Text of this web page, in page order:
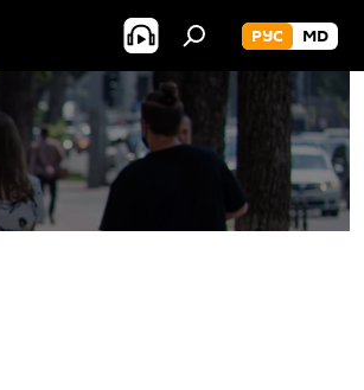
РУС MD